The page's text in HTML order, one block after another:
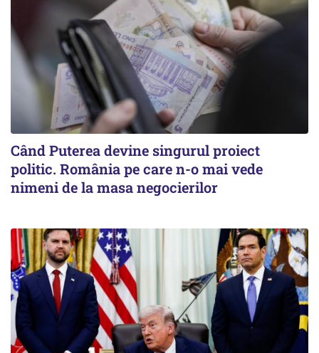
Când Puterea devine singurul proiect
politic. România pe care n-o mai vede
nimeni de la masa negocierilor